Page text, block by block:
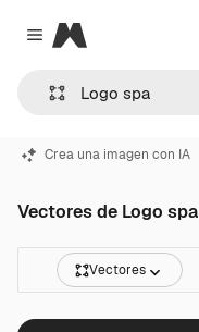
Close menu
Magnific
Crea una imagen con IA
Vectores de Logo spa
Vectores